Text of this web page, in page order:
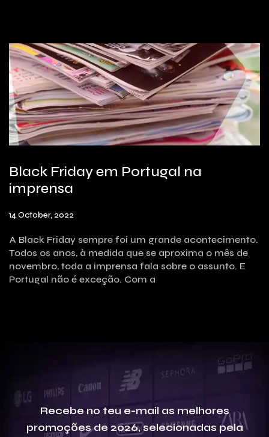
Black Friday em Portugal na
imprensa
14 October, 2022
A Black Friday sempre foi um grande acontecimento.
Todos os anos, à medida que se aproxima o mês de
novembro, toda a imprensa fala sobre o assunto. E
Portugal não é exceção. Com a
Recebe no teu e-mail as melhores
promoções de 2026, selecionadas pela